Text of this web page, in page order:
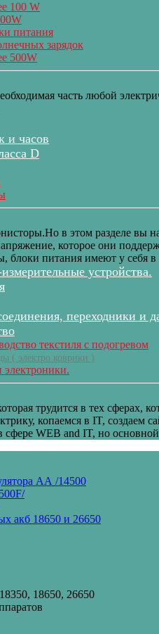
100 W
питания
зарядок
500W
часть любой
и часов
D
в этом разделе вы
которое они
блоки питания имеют у себя
устройства.
переходники и
текстиля с подогревом
( электро коврики )
электроники.
трудится в тех сферах,
копаемся в IT,
WEB and IT, но
АА /14500
акб 18650 и 26650
18650, 26650